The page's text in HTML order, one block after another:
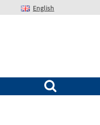
English
Suchen nach: